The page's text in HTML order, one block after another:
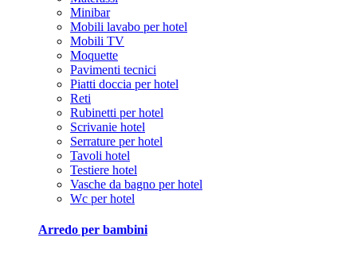
Minibar
Mobili lavabo per hotel
Mobili TV
Moquette
Pavimenti tecnici
Piatti doccia per hotel
Reti
Rubinetti per hotel
Scrivanie hotel
Serrature per hotel
Tavoli hotel
Testiere hotel
Vasche da bagno per hotel
Wc per hotel
Arredo per bambini